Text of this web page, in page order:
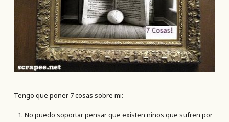
Tengo que poner 7 cosas sobre mi:
No puedo soportar pensar que existen niños que sufren por